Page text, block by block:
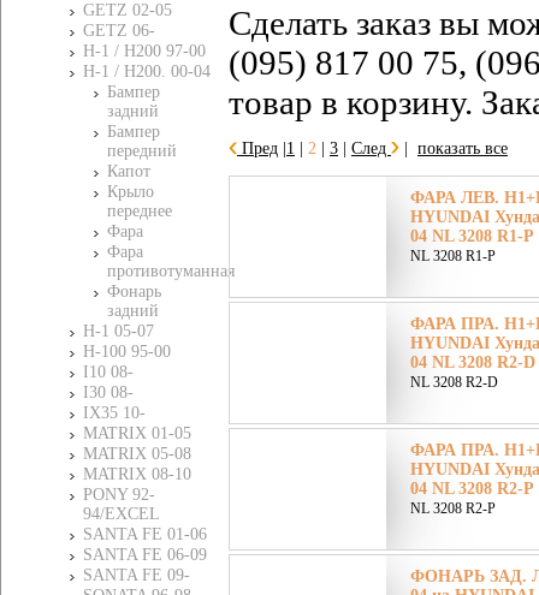
GETZ 02-05
GETZ 06-
H-1 / H200 97-00
H-1 / H200. 00-04
Бампер
задний
Бампер
передний
Капот
Крыло
переднее
Фара
Фара
противотуманная
Фонарь
задний
H-1 05-07
H-100 95-00
I10 08-
I30 08-
IХ35 10-
MATRIX 01-05
MATRIX 05-08
MATRIX 08-10
PONY 92-
94/EXCEL
SANTA FE 01-06
SANTA FE 06-09
SANTA FE 09-
Сделать заказ вы
(095) 817 00 75,
товар в корзину.
Пред 1 2 3 След показать все
ФАРА ЛЕВ.
HYUNDAI
04 NL 3208 R1-P
NL 3208 R1-P
ФАРА ПРА.
HYUNDAI
04 NL 3208 R2-D
NL 3208 R2-D
ФАРА ПРА.
HYUNDAI
04 NL 3208 R2-P
NL 3208 R2-P
ФОНАРЬ ЗАД.